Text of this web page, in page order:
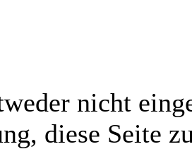
nicht
diese Seite